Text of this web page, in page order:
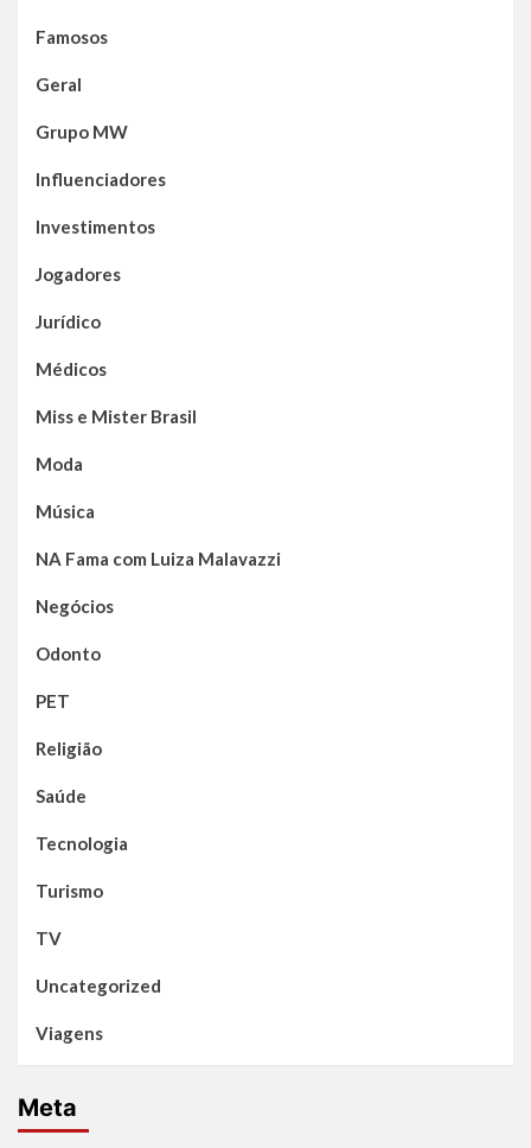
Famosos
Geral
Grupo MW
Influenciadores
Investimentos
Jogadores
Jurídico
Médicos
Miss e Mister Brasil
Moda
Música
NA Fama com Luiza Malavazzi
Negócios
Odonto
PET
Religião
Saúde
Tecnologia
Turismo
TV
Uncategorized
Viagens
Meta